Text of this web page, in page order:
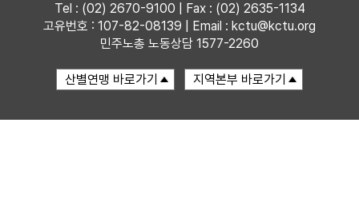
Tel : (02) 2670-9100 | Fax : (02) 2635-1134
고유번호 : 107-82-08139 | Email : kctu@kctu.org
민주노총 노동상담 1577-2260